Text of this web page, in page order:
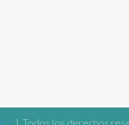
| Todos los derechos